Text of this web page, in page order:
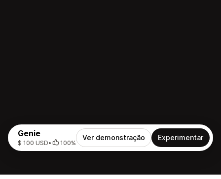
Genie
$ 100 USD• 100%
Ver demonstração Experimentar